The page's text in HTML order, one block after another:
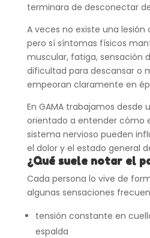
terminara de desconectar
A veces no existe una
pero sí síntomas físicos
muscular, fatiga, sensación
dificultad para descansar o
empeoran claramente en
En GAMA trabajamos desde
orientado a entender cómo
sistema nervioso pueden
el dolor y el estado general
¿Qué suele notar el
Cada persona lo vive de
algunas sensaciones
tensión constante en
espalda